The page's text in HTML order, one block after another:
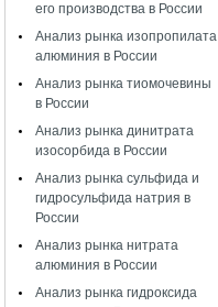
его производства в России
Анализ рынка изопропилата
алюминия в России
Анализ рынка тиомочевины
в России
Анализ рынка динитрата
изосорбида в России
Анализ рынка сульфида и
гидросульфида натрия в
России
Анализ рынка нитрата
алюминия в России
Анализ рынка гидроксида